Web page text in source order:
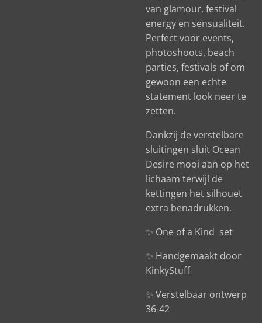
van glamour, festival
energy en sensualiteit.
Perfect voor events,
photoshoots, beach
parties, festivals of om
gewoon een echte
statement look neer te
zetten.
Dankzij de verstelbare
sluitingen sluit Ocean
Desire mooi aan op het
lichaam terwijl de
kettingen het silhouet
extra benadrukken.
✨ One of a Kind set
✨ Handgemaakt door
KinkyStuff
✨ Verstelbaar ontwerp
36-42